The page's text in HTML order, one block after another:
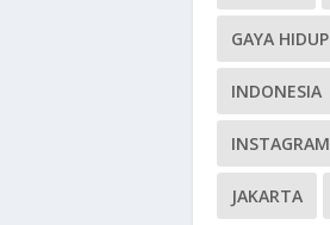
GAYA HIDUP
INDONESIA
INSTAGRAM
JAKARTA